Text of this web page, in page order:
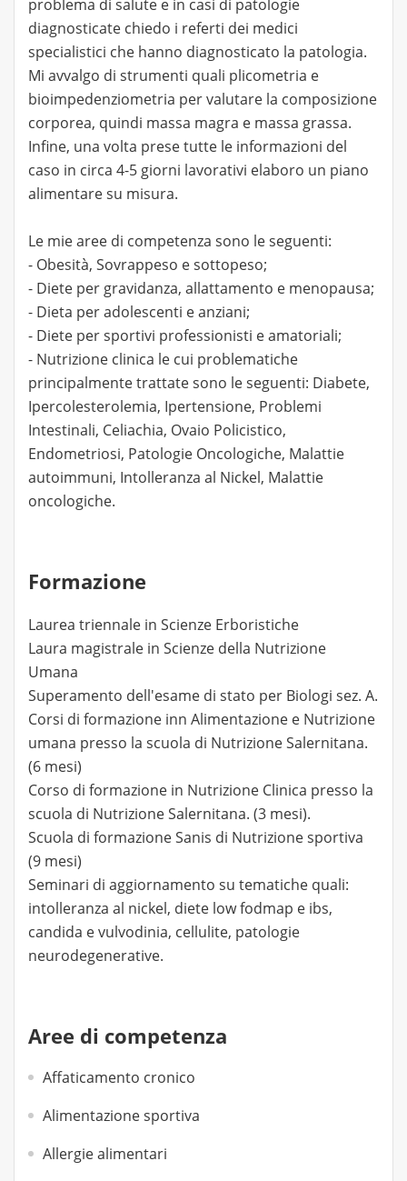
problema di salute e in casi di patologie
diagnosticate chiedo i referti dei medici
specialistici che hanno diagnosticato la patologia.
Mi avvalgo di strumenti quali plicometria e
bioimpedenziometria per valutare la composizione
corporea, quindi massa magra e massa grassa.
Infine, una volta prese tutte le informazioni del
caso in circa 4-5 giorni lavorativi elaboro un piano
alimentare su misura.
Le mie aree di competenza sono le seguenti:
- Obesità, Sovrappeso e sottopeso;
- Diete per gravidanza, allattamento e menopausa;
- Dieta per adolescenti e anziani;
- Diete per sportivi professionisti e amatoriali;
- Nutrizione clinica le cui problematiche
principalmente trattate sono le seguenti: Diabete,
Ipercolesterolemia, Ipertensione, Problemi
Intestinali, Celiachia, Ovaio Policistico,
Endometriosi, Patologie Oncologiche, Malattie
autoimmuni, Intolleranza al Nickel, Malattie
oncologiche.
Formazione
Laurea triennale in Scienze Erboristiche
Laura magistrale in Scienze della Nutrizione
Umana
Superamento dell'esame di stato per Biologi sez. A.
Corsi di formazione inn Alimentazione e Nutrizione
umana presso la scuola di Nutrizione Salernitana.
(6 mesi)
Corso di formazione in Nutrizione Clinica presso la
scuola di Nutrizione Salernitana. (3 mesi).
Scuola di formazione Sanis di Nutrizione sportiva
(9 mesi)
Seminari di aggiornamento su tematiche quali:
intolleranza al nickel, diete low fodmap e ibs,
candida e vulvodinia, cellulite, patologie
neurodegenerative.
Aree di competenza
Affaticamento cronico
Alimentazione sportiva
Allergie alimentari